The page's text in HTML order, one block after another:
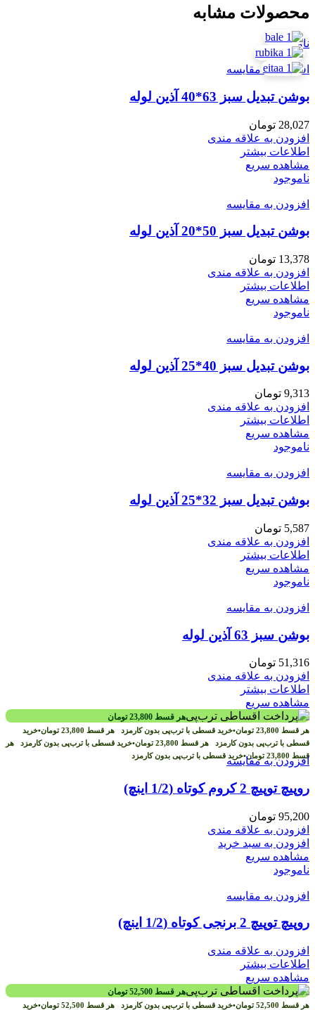
محصولات مشابه
ناموجود
افزودن به مقایسه
بوشن تبدیل سبز 63*40 آذین لوله
28,027 تومان
افزودن به علاقه مندی
اطلاعات بیشتر
مشاهده سریع
ناموجود
افزودن به مقایسه
بوشن تبدیل سبز 50*20 آذین لوله
13,378 تومان
افزودن به علاقه مندی
اطلاعات بیشتر
مشاهده سریع
ناموجود
افزودن به مقایسه
بوشن تبدیل سبز 40*25 آذین لوله
9,313 تومان
افزودن به علاقه مندی
اطلاعات بیشتر
مشاهده سریع
ناموجود
افزودن به مقایسه
بوشن تبدیل سبز 32*25 آذین لوله
5,587 تومان
افزودن به علاقه مندی
اطلاعات بیشتر
مشاهده سریع
ناموجود
افزودن به مقایسه
بوشن سبز 63 آذین لوله
51,316 تومان
افزودن به علاقه مندی
اطلاعات بیشتر
مشاهده سریع
هر قسط 23,800 تومان
هر قسط 23,800 تومان•خرید قسطی با ترب‌پی بدون کارمزد هر قسط 23,800 تومان•خرید
قسطی با ترب‌پی بدون کارمزد هر قسط 23,800 تومان•خرید قسطی با ترب‌پی بدون کارمزد هر
قسط 23,800 تومان•خرید قسطی با ترب‌پی بدون کارمزدافزودن به مقایسه
روپیچ توپیچ 2 کروم کوتاه (1/2 اینچ)
95,200 تومان
افزودن به علاقه مندی
افزودن به سبد خرید
مشاهده سریع
ناموجود
افزودن به مقایسه
روپیچ توپیچ 2 برنجی کوتاه (1/2 اینچ)
افزودن به علاقه مندی
اطلاعات بیشتر
مشاهده سریع
هر قسط 52,500 تومان
هر قسط 52,500 تومان•خرید قسطی با ترب‌پی بدون کارمزد هر قسط 52,500 تومان•خرید